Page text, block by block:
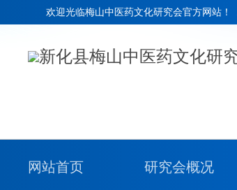
欢迎光临梅山中医药文化研究会官方网站！
网站首页 研究会概况